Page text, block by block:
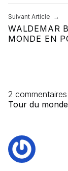
Suivant Article
WALDEMAR
MONDE EN
2 commentaires
Tour du